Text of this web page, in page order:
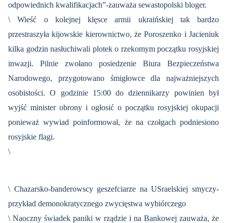
odpowiednich kwalifikacjach”-zauważa sewastopolski bloger.
\ Wieść o kolejnej klęsce armii ukraińskiej tak bardzo
przestraszyła kijowskie kierownictwo, że Poroszenko i Jacieniuk
kilka godzin nasłuchiwali plotek o rzekomym początku rosyjskiej
inwazji. Pilnie zwołano posiedzenie Biura Bezpieczeństwa
Narodowego, przygotowano śmigłowce dla najważniejszych
osobistości. O godzinie 15:00 do dziennikarzy powinien był
wyjść minister obrony i ogłosić o początku rosyjskiej okupacji
ponieważ wywiad poinformował, że na czołgach podniesiono
rosyjskie flagi.
\
\ Chazarsko-banderowscy geszefciarze na USraelskiej smyczy-
przykład demonokratycznego zwycięstwa wybiórczego
\ Naoczny świadek paniki w rządzie i na Bankowej zauważa, że